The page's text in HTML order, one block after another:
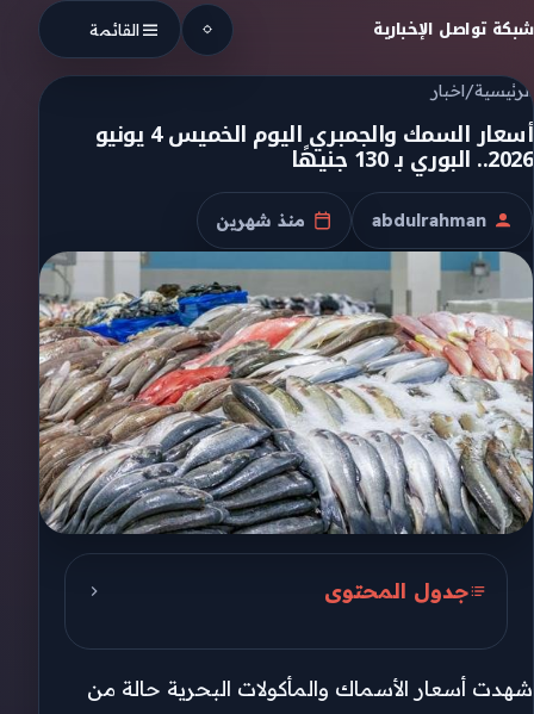
Skip to content
شبكة تواصل الإخبارية القائمة
الرئيسية/اخبار
أسعار السمك والجمبري اليوم الخميس 4 يونيو
2026.. البوري بـ 130 جنيهًا
الكاتب
abdulrahman
تاريخ النشر
منذ شهرين
جدول المحتوى
أسعار الأسماك اليوم
شهدت أسعار الأسماك والمأكولات البحرية حالة من